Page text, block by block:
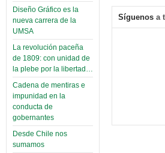
Diseño Gráfico es la
nueva carrera de la
UMSA
La revolución paceña
de 1809: con unidad de
la plebe por la libertad…
Cadena de mentiras e
impunidad en la
conducta de
gobernantes
Desde Chile nos
sumamos
Síguenos a